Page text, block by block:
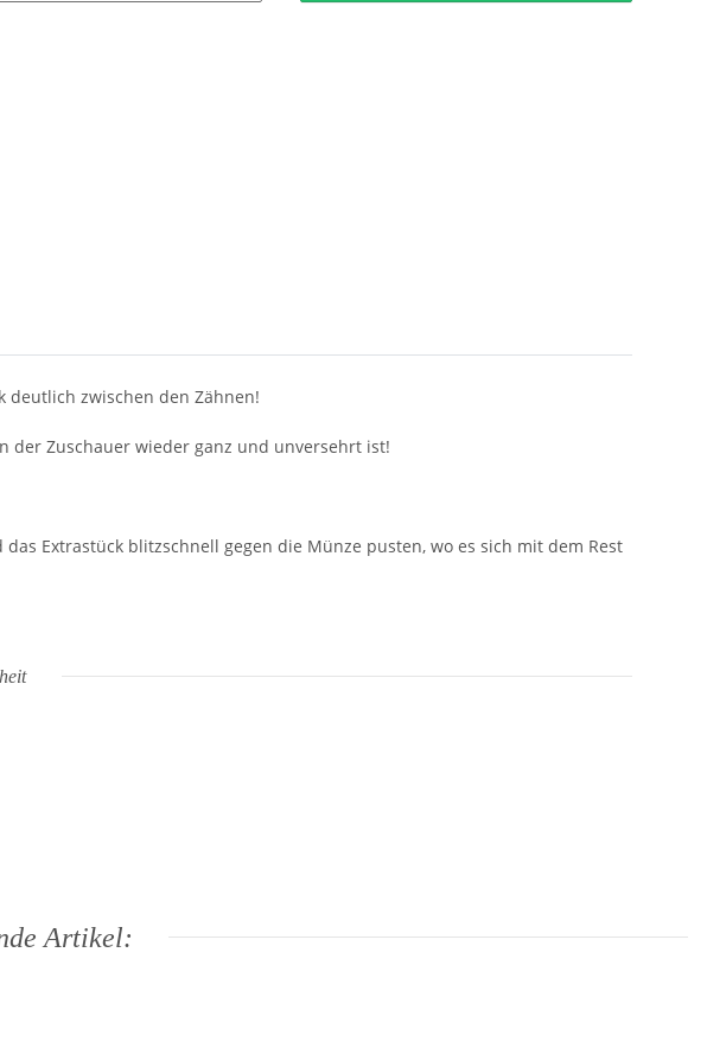
deutlich zwischen den Zähnen!
der Zuschauer wieder ganz und unversehrt ist!
Extrastück blitzschnell gegen die Münze pusten, wo es sich mit dem Rest
Artikel: